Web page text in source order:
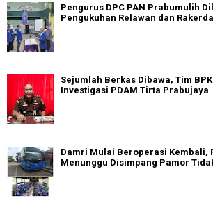
Pengurus DPC PAN Prabumulih
Pengukuhan Relawan dan Rakerda
Sejumlah Berkas Dibawa, Tim
Investigasi PDAM Tirta Prabujaya
Damri Mulai Beroperasi Kembali,
Menunggu Disimpang Pamor